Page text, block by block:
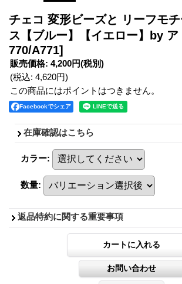
チェコ 変形ビーズと リーフモ
ス【ブルー】【イエロー】by
770/A771]
販売価格: 4,200円(税別)
(税込: 4,620円)
この商品にはポイントはつきません。
Facebookでシェア
在庫確認はこちら
カラー:
数量:
返品特約に関する重要事項